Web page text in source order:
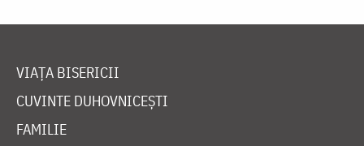
VIAȚA BISERICII
CUVINTE DUHOVNICEȘTI
FAMILIE